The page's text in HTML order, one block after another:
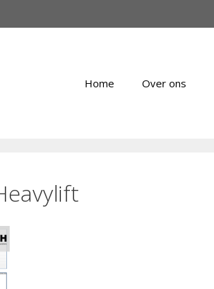
Home Over ons